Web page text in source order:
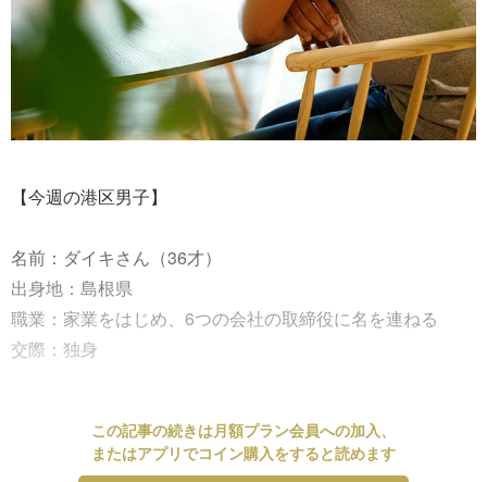
【今週の港区男子】
名前：ダイキさん（36才）
出身地：島根県
職業：家業をはじめ、6つの会社の取締役に名を連ねる
交際：独身
この記事の続きは月額プラン会員への加入、
またはアプリでコイン購入をすると読めます